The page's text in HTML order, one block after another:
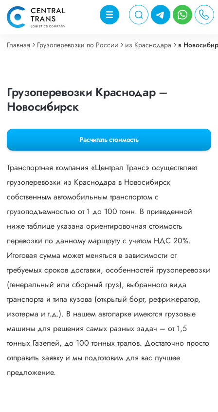
Главная Грузоперевозки по России из Краснодара в
Грузоперевозки Краснодар –
Новосибирск
Расчитать стоимость
Транспортная компания «Централ Транс» осуществляет
грузоперевозки из Краснодара в Новосибирск
собственным автомобильным транспортом с
грузоподъемностью от 1 до 100 тонн. В приведенной
ниже таблице указана ориентировочная стоимость
перевозки по данному маршруту с учетом НДС 20%.
Итоговая сумма может меняться в зависимости от
требуемых сроков доставки, особенностей грузоперевозки
(генеральный или сборный груз), выбранного вида
транспорта и типа кузова (открытый борт, рефрижератор,
изотерма и т.д.). В нашем автопарке имеются грузовые
машины для решения самых разных задач – от 1,5
тонных Газелей, до 100 тонных тралов. Достаточно просто
отправить заявку и мы подготовим для вас лучшее
предложение.